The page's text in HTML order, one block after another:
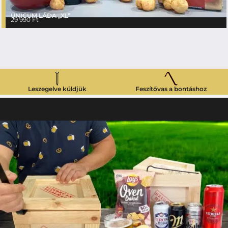
UNICUM LÁDA „XL”
29 990Ft
Leszegelve küldjük Feszítővas a bontáshoz